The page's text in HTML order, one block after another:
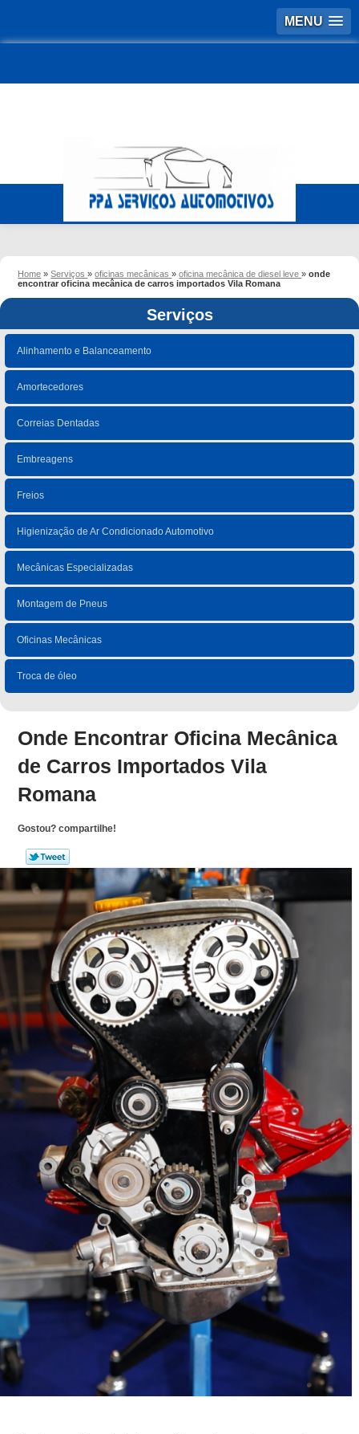
MENU
Home »Serviços»oficinas mecânicas»oficina mecânica de diesel leve»onde
encontrar oficina mecânica de carros importados Vila Romana
Serviços
Alinhamento e Balanceamento
Amortecedores
Correias Dentadas
Embreagens
Freios
Higienização de Ar Condicionado Automotivo
Mecânicas Especializadas
Montagem de Pneus
Oficinas Mecânicas
Troca de óleo
Onde Encontrar Oficina Mecânica
de Carros Importados Vila
Romana
Gostou? compartilhe!